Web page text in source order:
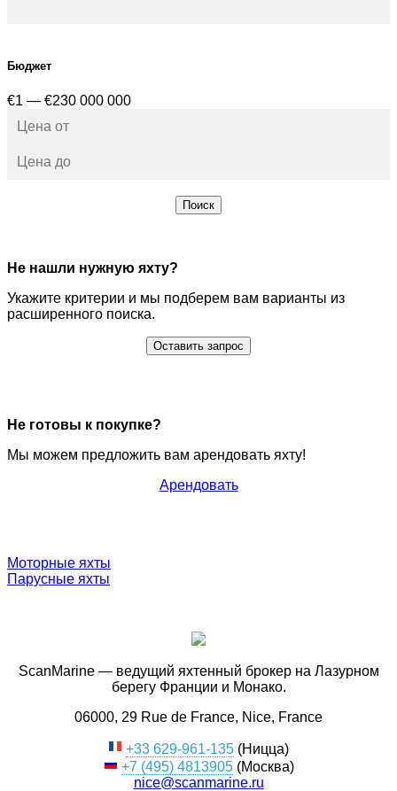
Бюджет
€1 — €230 000 000
Поиск
Не нашли нужную яхту?
Укажите критерии и мы подберем вам варианты из
расширенного поиска.
Оставить запрос
Не готовы к покупке?
Мы можем предложить вам арендовать яхту!
Арендовать
Моторные яхты
Парусные яхты
ScanMarine — ведущий яхтенный брокер на Лазурном
берегу Франции и Монако.
06000, 29 Rue de France, Nice, France
+33 629-961-135 (Ницца)
+7 (495) 4813905(Москва)
nice@scanmarine.ru